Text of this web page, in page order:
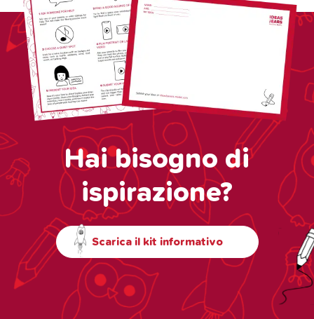
Hai bisogno di
ispirazione?
Scarica il kit informativo